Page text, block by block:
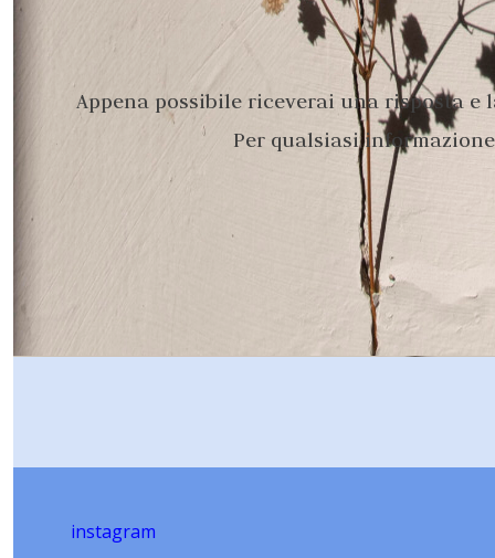
Appena possibile riceverai una risposta e
Per qualsiasi
instagram